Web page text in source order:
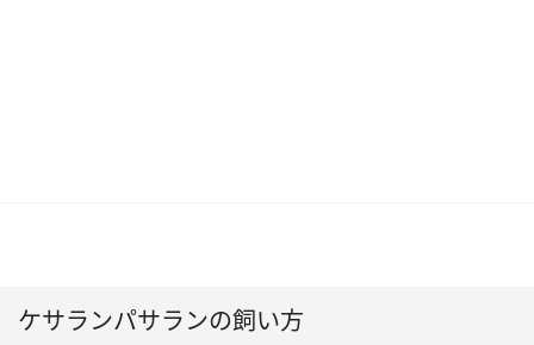
ケサランパサランの飼い方